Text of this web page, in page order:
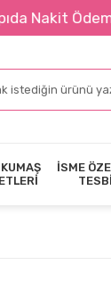
Ödeme
İSME